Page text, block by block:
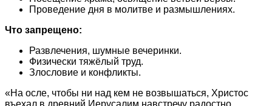
Проведение дня в молитве и размышлениях.
Что запрещено:
Развлечения, шумные вечеринки.
Физически тяжёлый труд.
Злословие и конфликты.
«На осле, чтобы ни над кем не возвышаться, Христос